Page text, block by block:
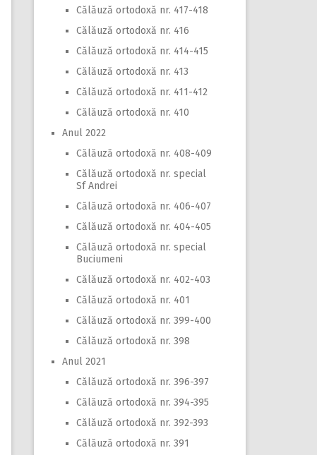
Călăuză ortodoxă nr. 417-418
Călăuză ortodoxă nr. 416
Călăuză ortodoxă nr. 414-415
Călăuză ortodoxă nr. 413
Călăuză ortodoxă nr. 411-412
Călăuză ortodoxă nr. 410
Anul 2022
Călăuză ortodoxă nr. 408-409
Călăuză ortodoxă nr. special
Sf Andrei
Călăuză ortodoxă nr. 406-407
Călăuză ortodoxă nr. 404-405
Călăuză ortodoxă nr. special
Buciumeni
Călăuză ortodoxă nr. 402-403
Călăuză ortodoxă nr. 401
Călăuză ortodoxă nr. 399-400
Călăuză ortodoxă nr. 398
Anul 2021
Călăuză ortodoxă nr. 396-397
Călăuză ortodoxă nr. 394-395
Călăuză ortodoxă nr. 392-393
Călăuză ortodoxă nr. 391